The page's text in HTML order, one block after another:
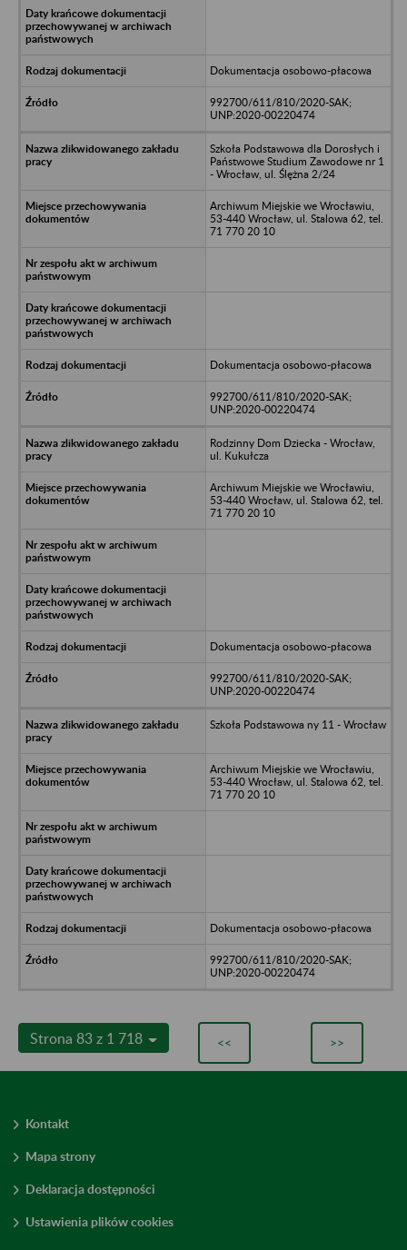
Dokumentacja osobowo-płacowa
992700/611/810/2020-SAK;
UNP:2020-00220474
Szkoła Podstawowa dla Dorosłych i
Państwowe Studium Zawodowe nr 1
- Wrocław, ul. Ślężna 2/24
Archiwum Miejskie we Wrocławiu,
53-440 Wrocław, ul. Stalowa 62, tel.
71 770 20 10
Dokumentacja osobowo-płacowa
992700/611/810/2020-SAK;
UNP:2020-00220474
Rodzinny Dom Dziecka - Wrocław,
ul. Kukułcza
Archiwum Miejskie we Wrocławiu,
53-440 Wrocław, ul. Stalowa 62, tel.
71 770 20 10
Dokumentacja osobowo-płacowa
992700/611/810/2020-SAK;
UNP:2020-00220474
Szkoła Podstawowa ny 11 - Wrocław
Archiwum Miejskie we Wrocławiu,
53-440 Wrocław, ul. Stalowa 62, tel.
71 770 20 10
Dokumentacja osobowo-płacowa
992700/611/810/2020-SAK;
UNP:2020-00220474
Strona 83 z 1 718 << >>
Kontakt
Mapa strony
Deklaracja dostępności
Ustawienia plików cookies